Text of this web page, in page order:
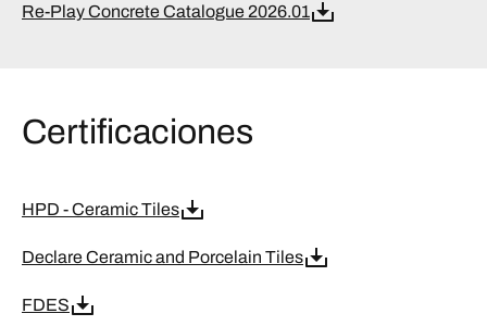
Re-Play Concrete Catalogue 2026.01
Certificaciones
HPD - Ceramic Tiles
Declare Ceramic and Porcelain Tiles
FDES